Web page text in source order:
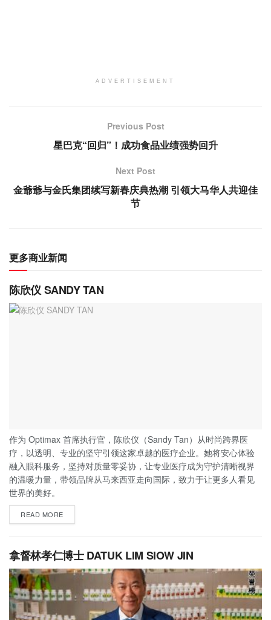
ADVERTISEMENT
Previous Post
星巴克“回归”！成功食品业绩强势回升
Next Post
金爺爺与金氏集团续写新春庆典热潮 引领大马华人共迎佳
节
更多商业新闻
陈欣仪 SANDY TAN
作为 Optimax 首席执行官，陈欣仪（Sandy Tan）从时尚跨界医
疗，以透明、专业的坚守引领这家卓越的医疗企业。她将安心体验
融入眼科服务，坚持对质量零妥协，让专业医疗成为守护清晰视界
的温暖力量，带领品牌从马来西亚走向国际，致力于让更多人看见
世界的美好。
READ MORE
拿督林孝仁博士 DATUK LIM SIOW JIN